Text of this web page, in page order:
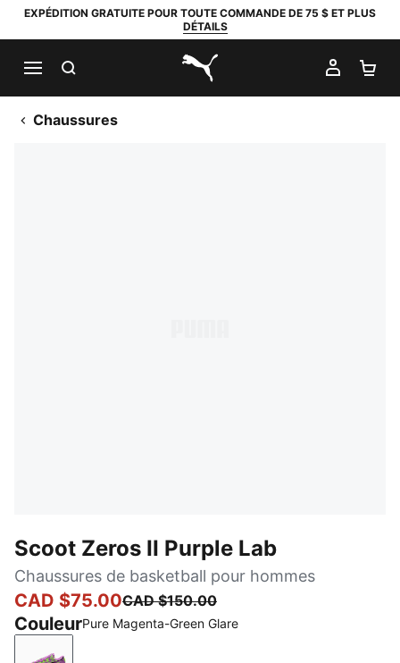
EXPÉDITION GRATUITE POUR TOUTE COMMANDE DE 75 $ ET PLUS
DÉTAILS
PUMA.com
MON
Chaussures
Scoot Zeros II Purple Lab
Chaussures de basketball pour hommes
CAD $75.00CAD $150.00
CouleurPure Magenta-Green Glare